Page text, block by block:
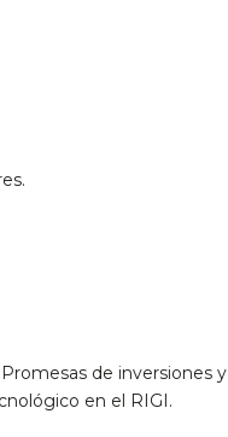
de inversiones y
en el RIGI.